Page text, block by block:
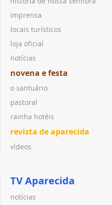
imprensa
locais turísticos
loja oficial
notícias
novena e festa
o santuário
pastoral
rainha hotéis
revista de aparecida
vídeos
TV Aparecida
notícias